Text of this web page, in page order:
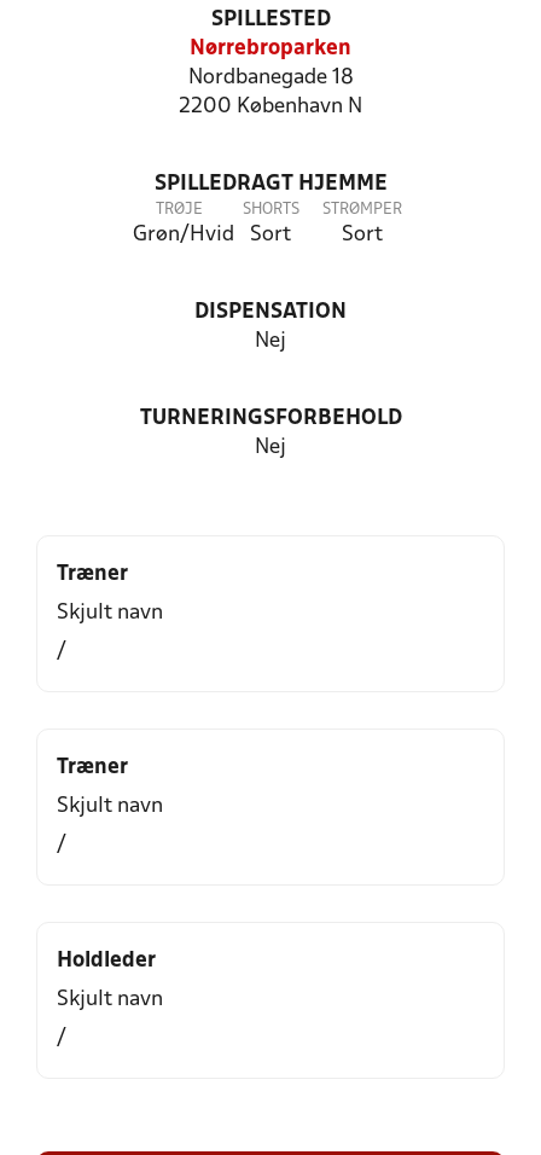
SPILLESTED
Nørrebroparken
Nordbanegade 18
2200 København N
SPILLEDRAGT HJEMME
TRØJE
Grøn/Hvid
SHORTS
Sort
STRØMPER
Sort
DISPENSATION
Nej
TURNERINGSFORBEHOLD
Nej
Træner
Skjult navn
/
Træner
Skjult navn
/
Holdleder
Skjult navn
/